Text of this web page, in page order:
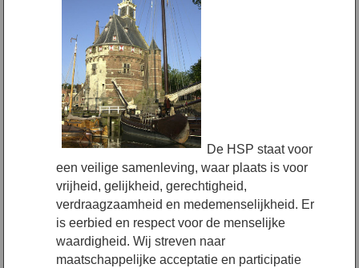
De HSP staat voor
een veilige samenleving, waar plaats is voor
vrijheid, gelijkheid, gerechtigheid,
verdraagzaamheid en medemenselijkheid. Er
is eerbied en respect voor de menselijke
waardigheid. Wij streven naar
maatschappelijke acceptatie en participatie